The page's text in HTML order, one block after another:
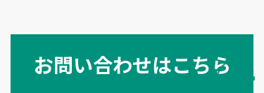
お問い合わせはこちら